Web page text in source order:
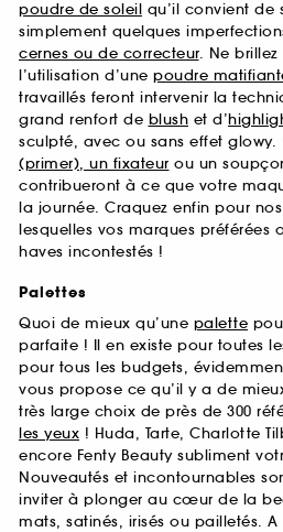
poudre de soleil qu’il convient de
simplement quelques
cernes ou de correcteur. Ne
l’utilisation d’une poudre
travaillés feront intervenir la
grand renfort de blush et d’
sculpté, avec ou sans effet glowy.
(primer), un fixateur ou un
contribueront à ce que votre
la journée. Craquez enfin pour nos
lesquelles vos marques préférées
haves incontestés !
Palettes
Quoi de mieux qu’une palette
parfaite ! Il en existe pour toutes
pour tous les budgets,
vous propose ce qu’il y a de
très large choix de près de 300
les yeux ! Huda, Tarte, Charlotte
encore Fenty Beauty subliment
Nouveautés et incontournables
inviter à plonger au cœur de la
mats, satinés, irisés ou pailletés.